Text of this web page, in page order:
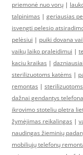
priemonė nuo vorų |
talpinimas | geriausias
isvengti pelesio
pelėsiui | puiki dovana
vaikų laiko praleidimui |
kaciu kraikas |
sterilizuotoms katėms |
remontas |
dažnai gendantys
ikrovimo stoteliu pletra
žymėjimas reikalingas |
naudingas žieminių
mobiliųjų telefonų